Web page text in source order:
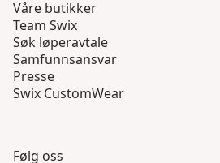
Våre butikker
Team Swix
Søk løperavtale
Samfunnsansvar
Presse
Swix CustomWear
Følg oss